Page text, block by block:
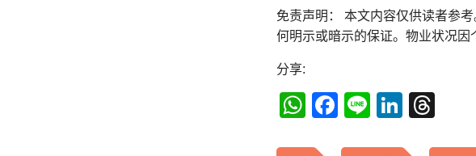
免责声明： 本文内容仅供读者参
何明示或暗示的保证。物业状况因
分享:
WhatsApp
Facebook
Line